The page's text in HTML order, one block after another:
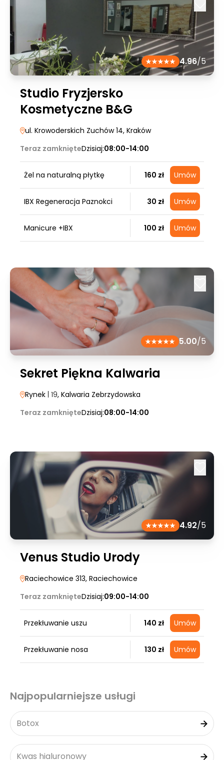
4.96/5
Studio Fryzjersko
Kosmetyczne B&G
ul. Krowoderskich Zuchów 14, Kraków
Teraz zamknięteDzisiaj:08:00-14:00
Żel na naturalną płytkę 160 zł Umów
IBX Regeneracja Paznokci 30 zł Umów
Manicure +IBX 100 zł Umów
5.00/5
Sekret Piękna Kalwaria
Rynek | 19, Kalwaria Zebrzydowska
Teraz zamknięteDzisiaj:08:00-14:00
4.92/5
Venus Studio Urody
Raciechowice 313, Raciechowice
Teraz zamknięteDzisiaj:09:00-14:00
Przekłuwanie uszu 140 zł Umów
Przekłuwanie nosa 130 zł Umów
Najpopularniejsze usługi
Botox
Kwas hialuronowy